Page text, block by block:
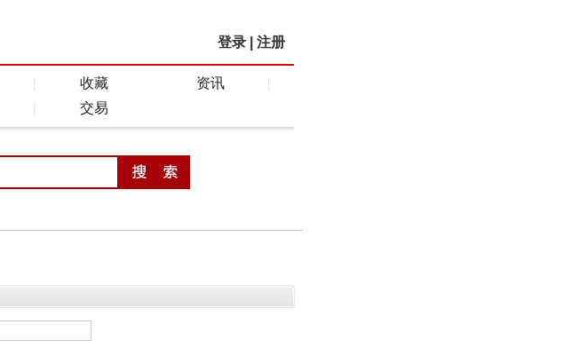
登录 注册
收藏
资讯
交易